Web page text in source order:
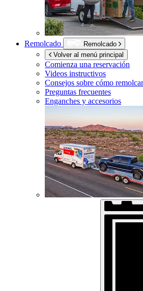
Remolcado
Remolcado
Volver al menú principal
Comienza una reservación
Videos instructivos
Consejos sobre cómo remolcar
Preguntas frecuentes
Enganches y accesorios